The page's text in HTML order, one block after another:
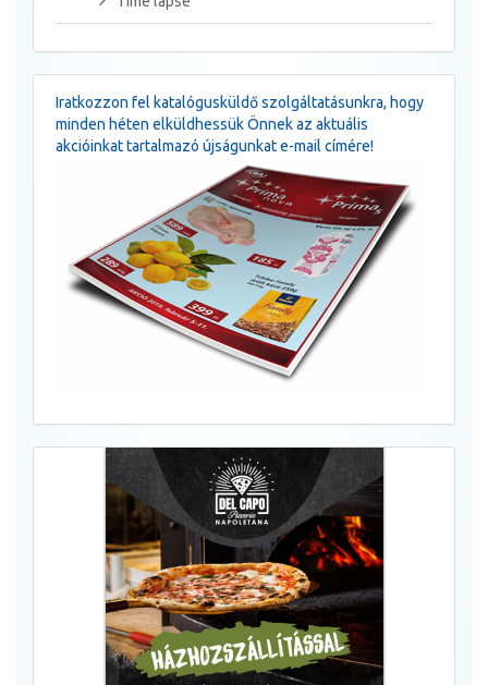
Iratkozzon fel katalógusküldő szolgáltatásunkra, hogy
minden héten elküldhessük Önnek az aktuális
akcióinkat tartalmazó újságunkat e-mail címére!